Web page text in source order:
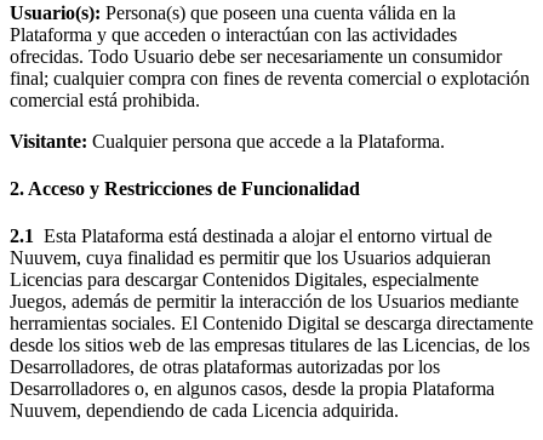
Usuario(s): Persona(s) que poseen una cuenta válida en la
Plataforma y que acceden o interactúan con las actividades
ofrecidas. Todo Usuario debe ser necesariamente un consumidor
final; cualquier compra con fines de reventa comercial o explotación
comercial está prohibida.
Visitante: Cualquier persona que accede a la Plataforma.
2. Acceso y Restricciones de Funcionalidad
2.1 Esta Plataforma está destinada a alojar el entorno virtual de
Nuuvem, cuya finalidad es permitir que los Usuarios adquieran
Licencias para descargar Contenidos Digitales, especialmente
Juegos, además de permitir la interacción de los Usuarios mediante
herramientas sociales. El Contenido Digital se descarga directamente
desde los sitios web de las empresas titulares de las Licencias, de los
Desarrolladores, de otras plataformas autorizadas por los
Desarrolladores o, en algunos casos, desde la propia Plataforma
Nuuvem, dependiendo de cada Licencia adquirida.